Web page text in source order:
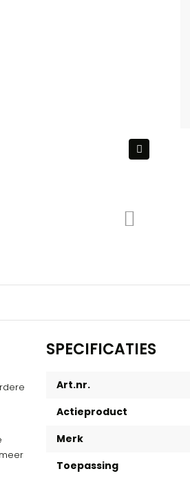
SPECIFICATIES
Art.nr.
Actieproduct
Merk
Toepassing